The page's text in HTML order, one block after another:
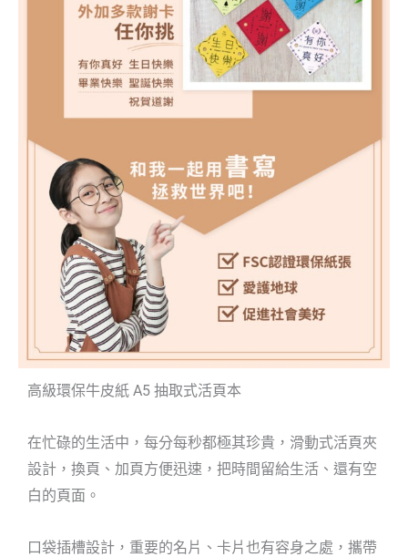
高級環保牛皮紙 A5 抽取式活頁本
在忙碌的生活中，每分每秒都極其珍貴，滑動式活頁夾
設計，換頁、加頁方便迅速，把時間留給生活、還有空
白的頁面。
口袋插槽設計，重要的名片、卡片也有容身之處，攜帶